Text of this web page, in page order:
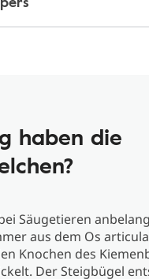
haben die
Säugetieren
aus dem Os
Knochen des
Der Steigbügel